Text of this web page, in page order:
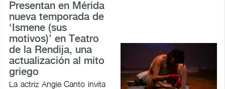
Presentan en Mérida
nueva temporada de
‘Ismene (sus
motivos)’ en Teatro
de la Rendija, una
actualización al mito
griego
La actriz Angie Canto invita